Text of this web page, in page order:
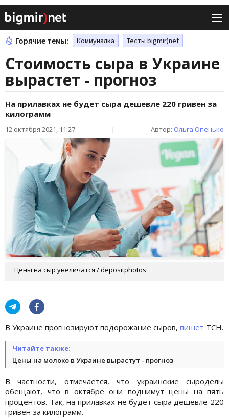
Горячие темы: Коммуналка Тесты bigmir)net
Стоимость сыра в Украине
вырастет - прогноз
На прилавках не будет сыра дешевле 220 гривен за
килограмм
12 октября 2021, 11:27 | Автор: Ольга Опенько
Цены на сыр увеличатся / depositphotos
В Украине прогнозируют подорожание сыров, пишет ТСН.
Читайте также:
Цены на молоко в Украине вырастут - прогноз
В частности, отмечается, что украинские сыроделы
обещают, что в октябре они поднимут цены на пять
процентов. Так, на прилавках не будет сыра дешевле 220
гривен за килограмм.